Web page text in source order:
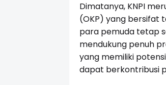
Dimatanya, KNPI
(OKP) yang bersifat
para pemuda tetap
mendukung penuh
yang memiliki
dapat berkontribusi